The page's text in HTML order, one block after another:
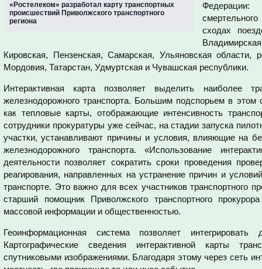
«Ростелеком» разработал карту транспортных
происшествий Приволжского транспортного
региона
сходах
Кировская, Пензенская, Самарская, Ульяновская
Мордовия, Татарстан, Удмуртская и Чувашская республики.
Интерактивная карта позволяет выделить наиболее
железнодорожного транспорта. Большим подспорьем в этом
как тепловые карты, отображающие интенсивность
сотрудники прокуратуры уже сейчас, на стадии запуска
участки, устанавливают причины и условия, влияющие на
железнодорожного транспорта. «Использование
деятельности позволяет сократить сроки проведения
реагирования, направленных на устранение причин и
транспорте. Это важно для всех участников транспортного
старший помощник Приволжского транспортного
массовой информации и общественностью.
Геоинформационная система позволяет
Картографические сведения интерактивной карты
спутниковыми изображениями. Благодаря этому через сеть